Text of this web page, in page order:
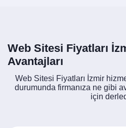
Web Sitesi Fiyatları
Avantajları
Web Sitesi Fiyatları İzmir
durumunda firmanıza ne gibi
için